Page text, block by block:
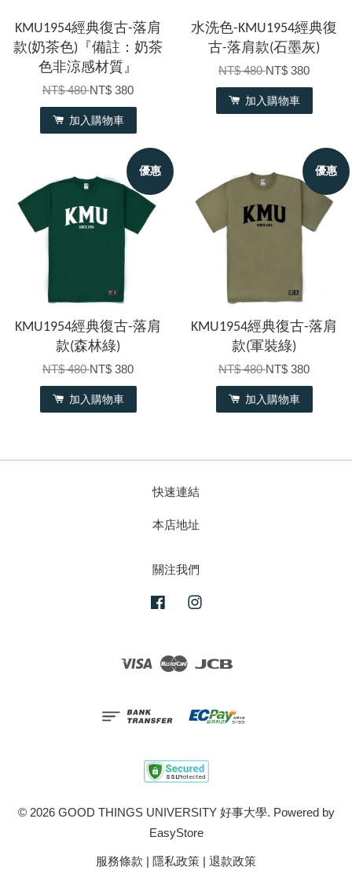
KMU1954經典復古-落肩
款(奶茶色)『備註：奶茶
色非涼感材質』
NT$ 480NT$ 380
加入購物車
水洗色-KMU1954經典復
古-落肩款(石墨灰)
NT$ 480NT$ 380
加入購物車
優惠
KMU1954經典復古-落肩
款(森林綠)
NT$ 480NT$ 380
加入購物車
優惠
KMU1954經典復古-落肩
款(軍裝綠)
NT$ 480NT$ 380
加入購物車
快速連結
本店地址
關注我們
Facebook
Visa Master
© 2026 GOOD THINGS UNIVERSITY 好事大學. Powered by
EasyStore
服務條款 | 隱私政策 | 退款政策